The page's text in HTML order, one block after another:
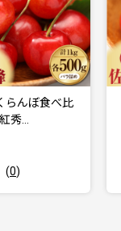
さくらんぼ食べ比
「紅秀…